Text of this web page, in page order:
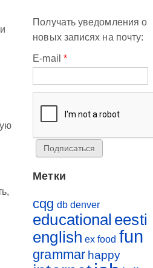
Получать уведомления о
новых записях на почту:
E-mail *
Метки
cqg db denver
educational eesti
english ex food fun
grammar happy